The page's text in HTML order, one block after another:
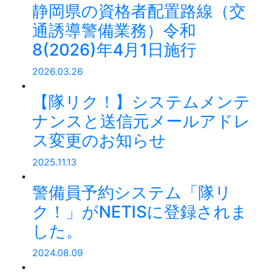
静岡県の資格者配置路線（交
通誘導警備業務）令和
8(2026)年4月1日施行
2026.03.26
【隊リク！】システムメンテ
ナンスと送信元メールアドレ
ス変更のお知らせ
2025.11.13
警備員予約システム「隊リ
ク！」がNETISに登録されま
した。
2024.08.09